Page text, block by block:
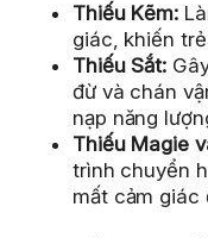
Thiếu Kẽm:
giác, khiến
Thiếu Sắt:
đừ và chán
nạp năng
Thiếu Magie
trình chuyển
mất cảm giác